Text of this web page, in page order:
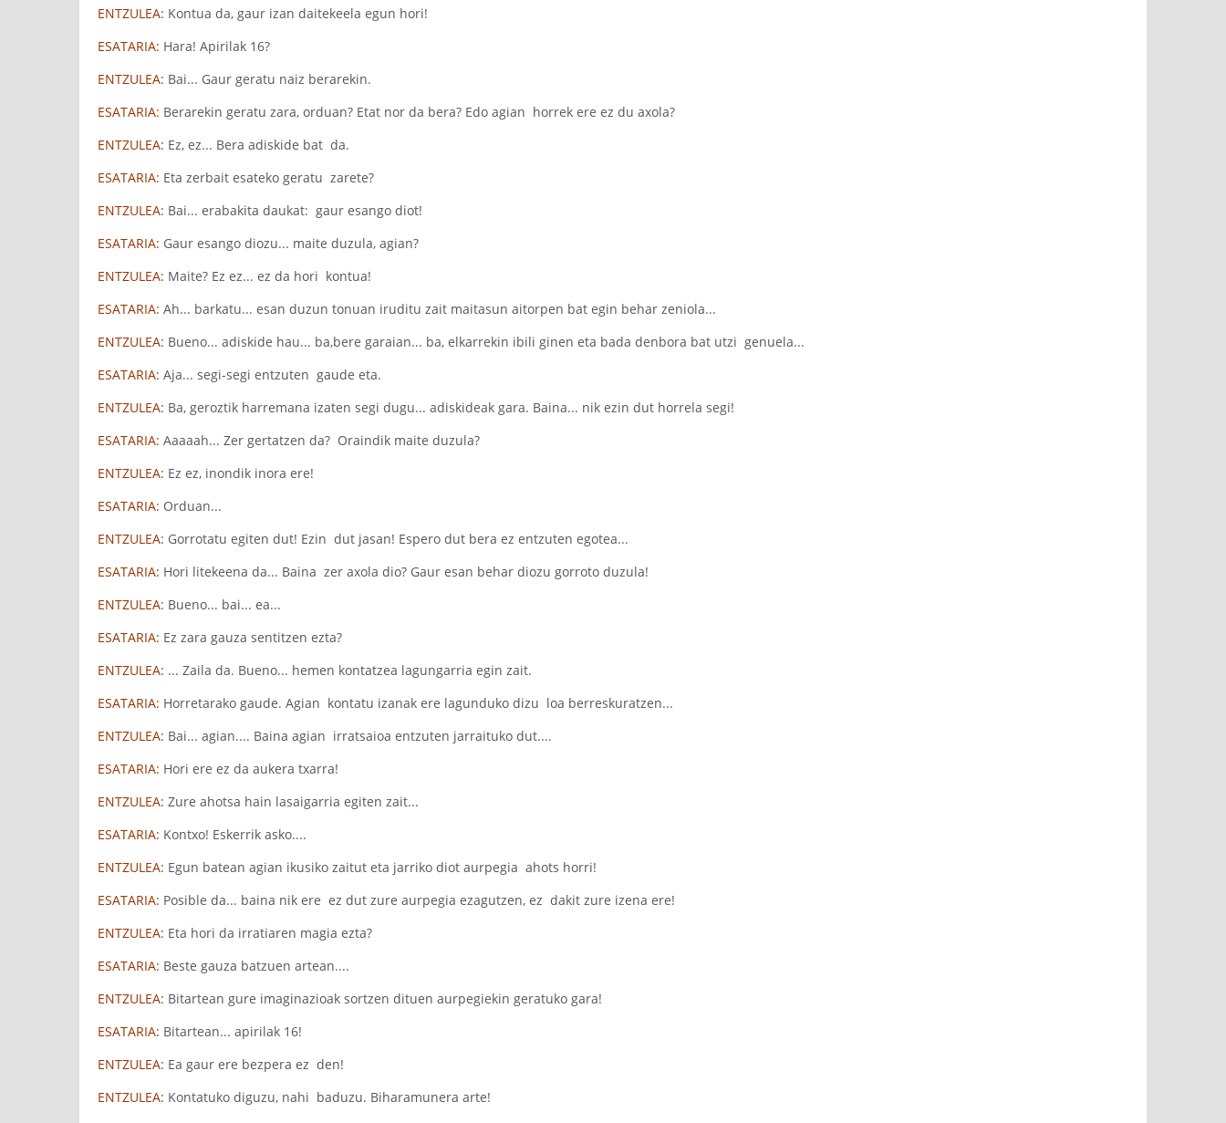
ENTZULEA: Kontua da, gaur izan daitekeela egun hori!
ESATARIA: Hara! Apirilak 16?
ENTZULEA: Bai... Gaur geratu naiz berarekin.
ESATARIA: Berarekin geratu zara, orduan? Etat nor da bera? Edo agian horrek ere ez du axola?
ENTZULEA: Ez, ez... Bera adiskide bat da.
ESATARIA: Eta zerbait esateko geratu zarete?
ENTZULEA: Bai... erabakita daukat: gaur esango diot!
ESATARIA: Gaur esango diozu... maite duzula, agian?
ENTZULEA: Maite? Ez ez... ez da hori kontua!
ESATARIA: Ah... barkatu... esan duzun tonuan iruditu zait maitasun aitorpen bat egin behar zeniola...
ENTZULEA: Bueno... adiskide hau... ba,bere garaian... ba, elkarrekin ibili ginen eta bada denbora bat utzi genuela...
ESATARIA: Aja... segi-segi entzuten gaude eta.
ENTZULEA: Ba, geroztik harremana izaten segi dugu... adiskideak gara. Baina... nik ezin dut horrela segi!
ESATARIA: Aaaaah... Zer gertatzen da? Oraindik maite duzula?
ENTZULEA: Ez ez, inondik inora ere!
ESATARIA: Orduan...
ENTZULEA: Gorrotatu egiten dut! Ezin dut jasan! Espero dut bera ez entzuten egotea...
ESATARIA: Hori litekeena da... Baina zer axola dio? Gaur esan behar diozu gorroto duzula!
ENTZULEA: Bueno... bai... ea...
ESATARIA: Ez zara gauza sentitzen ezta?
ENTZULEA: ... Zaila da. Bueno... hemen kontatzea lagungarria egin zait.
ESATARIA: Horretarako gaude. Agian kontatu izanak ere lagunduko dizu loa berreskuratzen...
ENTZULEA: Bai... agian.... Baina agian irratsaioa entzuten jarraituko dut....
ESATARIA: Hori ere ez da aukera txarra!
ENTZULEA: Zure ahotsa hain lasaigarria egiten zait...
ESATARIA: Kontxo! Eskerrik asko....
ENTZULEA: Egun batean agian ikusiko zaitut eta jarriko diot aurpegia ahots horri!
ESATARIA: Posible da... baina nik ere ez dut zure aurpegia ezagutzen, ez dakit zure izena ere!
ENTZULEA: Eta hori da irratiaren magia ezta?
ESATARIA: Beste gauza batzuen artean....
ENTZULEA: Bitartean gure imaginazioak sortzen dituen aurpegiekin geratuko gara!
ESATARIA: Bitartean... apirilak 16!
ENTZULEA: Ea gaur ere bezpera ez den!
ENTZULEA: Kontatuko diguzu, nahi baduzu. Biharamunera arte!